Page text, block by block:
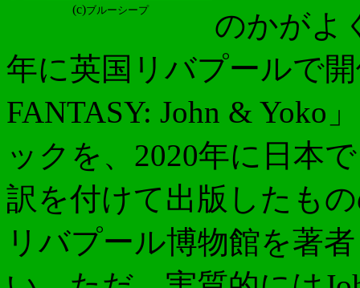
(c)ブルーシープ
のかがよ
年に英国リバプールで
FANTASY: John & Yoko
ックを、2020年に日本
訳を付けて出版したも
リバプール博物館を著